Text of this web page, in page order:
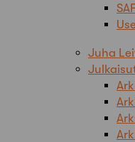
Juha